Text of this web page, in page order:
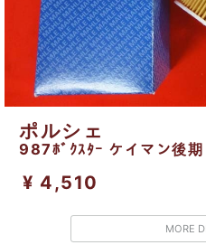
ポルシェ
987ﾎﾞｸｽﾀｰ ケイマン後
¥ 4,510
MORE